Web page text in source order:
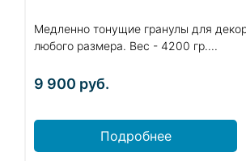
Медленно тонущие гранулы для
любого размера. Вес - 4200 гр....
9 900 руб.
Подробнее